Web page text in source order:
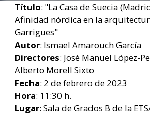
Título: "La Casa de Suecia
Afinidad nórdica en la
Garrigues"
Autor: Ismael Amarouch García
Directores: José Manuel López-
Alberto Morell Sixto
Fecha: 2 de febrero de 2023
Hora: 11:30 h.
Lugar: Sala de Grados B de la